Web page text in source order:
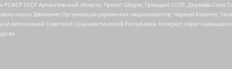
СССР Архангельской области, Проект Штурм, Граждане СССР, Держава Союз
Движение Организации украинских националистов, Черный Комитет,
Автономной Советской Социалистической Республики, Конгресс ойрат-